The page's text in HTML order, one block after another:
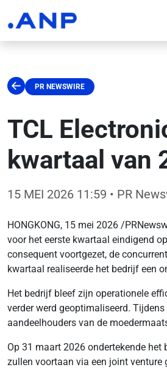
PR NEWSWIRE
TCL
kwartaal van
15 MEI 2026 11:59 • PR
HONGKONG, 15 mei 2026 /
voor het eerste kwartaal eindigend
consequent voortgezet, de
kwartaal realiseerde het bedrijf een
Het bedrijf bleef zijn operationele
verder werd geoptimaliseerd.
aandeelhouders van de
Op 31 maart 2026 ondertekende
zullen voortaan via een joint venture